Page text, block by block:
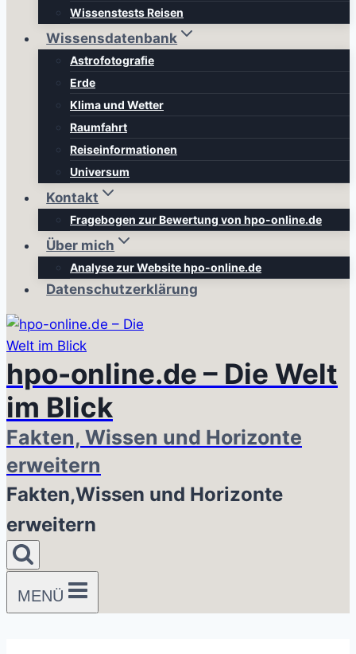
Wissenstests Reisen
Wissensdatenbank
Astrofotografie
Erde
Klima und Wetter
Raumfahrt
Reiseinformationen
Universum
Kontakt
Fragebogen zur Bewertung von hpo-online.de
Über mich
Analyse zur Website hpo-online.de
Datenschutzerklärung
hpo-online.de – Die Welt
im Blick
Fakten, Wissen und Horizonte
erweitern
Fakten,Wissen und Horizonte
erweitern
MENÜ